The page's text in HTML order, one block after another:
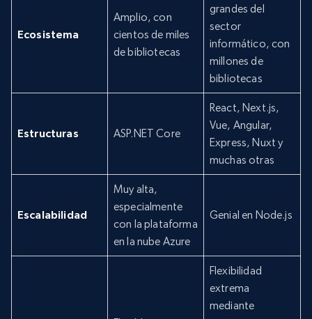
Ecosistema
Amplio, con
cientos de miles
de bibliotecas
grandes del
sector
informático, con
millones de
bibliotecas
Estructuras ASP.NET Core
React, Next.js,
Vue, Angular,
Express, Nuxt y
muchas otras
Escalabilidad
Muy alta,
especialmente
con la plataforma
en la nube Azure
Genial en Node.js
Flexibilidad
extrema
mediante